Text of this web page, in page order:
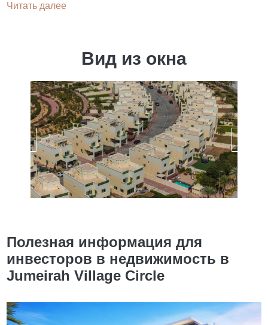
Читать далее
Вид из окна
Полезная информация для
инвесторов в недвижимость в
Jumeirah Village Circle